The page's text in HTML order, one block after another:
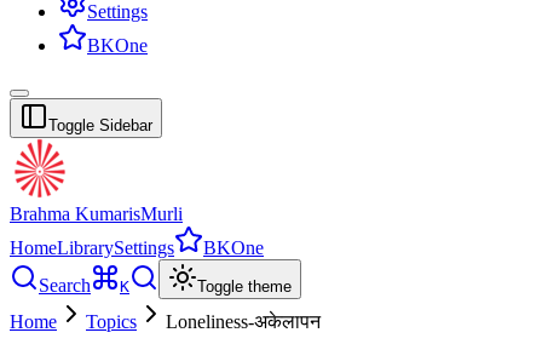
Settings
BKOne
Toggle Sidebar
Brahma KumarisMurli
HomeLibrarySettings
BKOne
Search
K Toggle theme
Home Topics Loneliness-अकेलापन